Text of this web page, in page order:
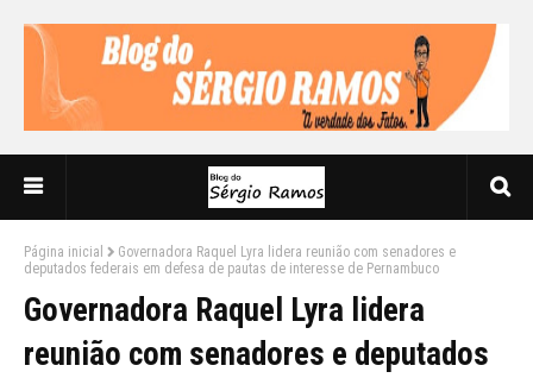
Página inicial
Governadora Raquel Lyra lidera reunião com senadores e
deputados federais em defesa de pautas de interesse de Pernambuco
Governadora Raquel Lyra lidera
reunião com senadores e deputados